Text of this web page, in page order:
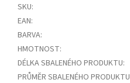
SKU:
EAN:
BARVA:
HMOTNOST:
DÉLKA SBALENÉHO PRODUKTU:
PRŮMĚR SBALENÉHO PRODUKTU